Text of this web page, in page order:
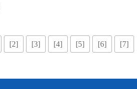
[2] [3] [4] [5] [6] [7]